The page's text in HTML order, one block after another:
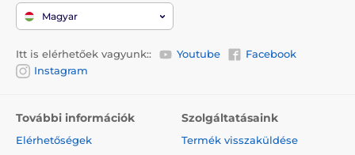
Magyar
Itt is elérhetőek vagyunk:: Youtube
Facebook
Instagram
További információk
Elérhetőségek
Szolgáltatásaink
Termék visszaküldése